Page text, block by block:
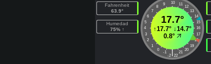
Fahrenheit
63.9°
Humedad
75% ↑
10
9 11
8
12
7
13
6
14
5
15
4
16
3
17
2
18
1
19
0
20
-1 21
|
-2 22
17.7°
↑17.7° ↓14.7°
0.8°